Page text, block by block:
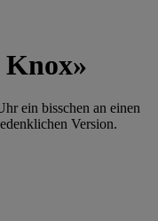
Knox»
ein bisschen an einen
Version.